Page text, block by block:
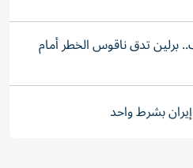
برلين تدق ناقوس الخطر أمام
بشرط واحد